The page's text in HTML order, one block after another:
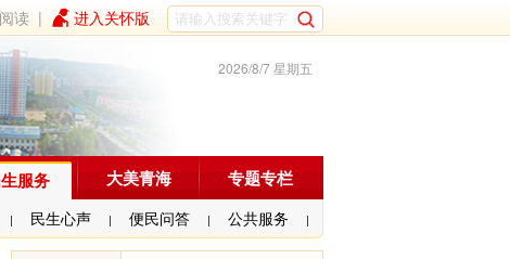
读 | 进入关怀版
2026/8/7 星期五
服务
| 民生心声 | 便民问答 | 公共服务 |
大美青海 专题专栏